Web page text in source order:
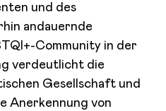
und des
andauernde
Community in der
verdeutlicht die
Gesellschaft und
Anerkennung von